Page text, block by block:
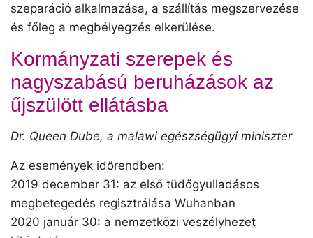
szeparáció alkalmazása, a szállítás megszervezése
és főleg a megbélyegzés elkerülése.
Kormányzati szerepek és
nagyszabású beruházások az
űjszülött ellátásba
Dr. Queen Dube, a malawi egészségügyi miniszter
Az események időrendben:
2019 december 31: az első tüdőgyulladásos
megbetegedés regisztrálása Wuhanban
2020 január 30: a nemzetközi veszélyhezet